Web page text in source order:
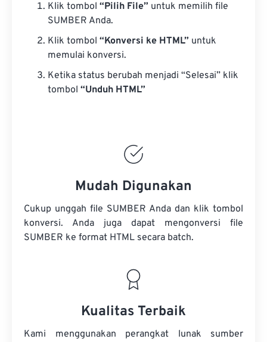
Klik tombol “Pilih File” untuk memilih file
SUMBER Anda.
Klik tombol “Konversi ke HTML” untuk
memulai konversi.
Ketika status berubah menjadi “Selesai” klik
tombol “Unduh HTML”
Mudah Digunakan
Cukup unggah file SUMBER Anda dan klik tombol
konversi. Anda juga dapat mengonversi file
SUMBER ke format HTML secara batch.
Kualitas Terbaik
Kami menggunakan perangkat lunak sumber